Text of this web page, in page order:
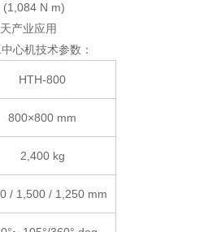
N m)
产业应用
技术参数：
HTH-800
800×800 mm
2,400 kg
/ 1,500 / 1,250 mm